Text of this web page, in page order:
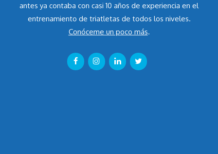
antes ya contaba con casi 10 años de experiencia en el
entrenamiento de triatletas de todos los niveles.
Conóceme un poco más.